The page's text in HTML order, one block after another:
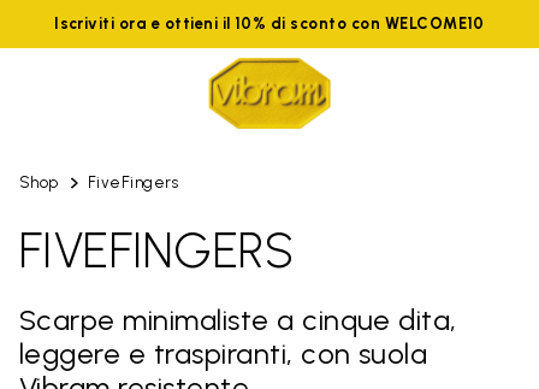
Iscriviti ora e ottieni il 10% di sconto con WELCOME10
Shop FiveFingers
FIVEFINGERS
Scarpe minimaliste a cinque dita,
leggere e traspiranti, con suola